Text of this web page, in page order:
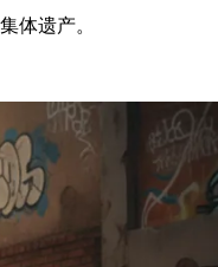
体遗产。